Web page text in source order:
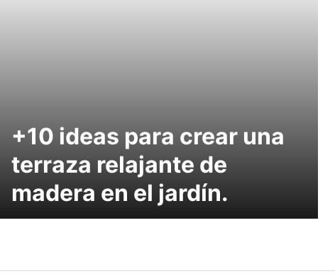
+10 ideas para crear una
terraza relajante de
madera en el jardín.